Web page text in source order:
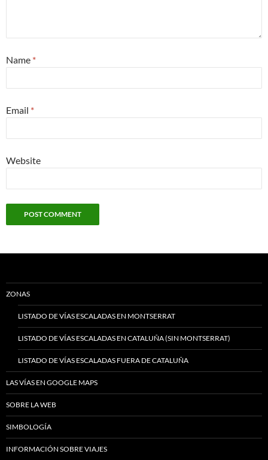
Name *
Email *
Website
ZONAS
LISTADO DE VÍAS ESCALADAS EN MONTSERRAT
LISTADO DE VÍAS ESCALADAS EN CATALUÑA (SIN MONTSERRAT)
LISTADO DE VÍAS ESCALADAS FUERA DE CATALUÑA
LAS VÍAS EN GOOGLE MAPS
SOBRE LA WEB
SIMBOLOGÍA
INFORMACIÓN SOBRE VIAJES